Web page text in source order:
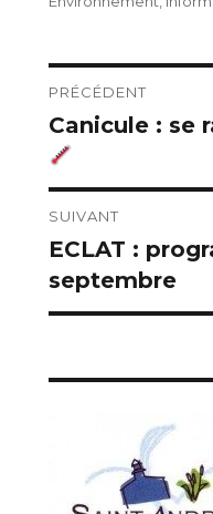
Navigation
de
l’article
PRÉCÉDENT
Publication
précédente :
Canicule : se
SUIVANT
Publication
suivante :
ECLAT :
septembre